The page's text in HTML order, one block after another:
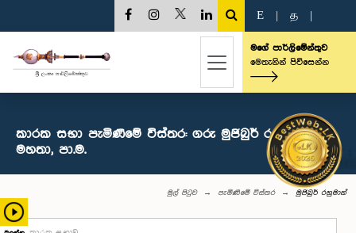
E த
මගේ පාර්ලිමේන්තුව
මෙතැනින් පිවිසෙන්න
කාරක සභා පැමිණීමේ විස්තර: ගරු මුජිබුර් රහුමාන්
මහතා, පා.ම.
මුල් පිටුව පැමිණීමේ විස්තර මුජිබුර් රහුමාන්